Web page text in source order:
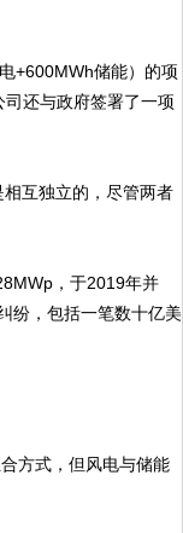
+600MWh储能）的项
还与政府签署了一项
互独立的，尽管两者
，于2019年并
纷，包括一笔数十亿美
方式，但风电与储能